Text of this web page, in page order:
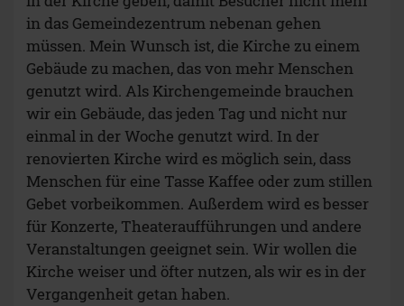
in das Gemeindezentrum nebenan gehen
müssen. Mein Wunsch ist, die Kirche zu einem
Gebäude zu machen, das von mehr Menschen
genutzt wird. Als Kirchengemeinde brauchen
wir ein Gebäude, das jeden Tag und nicht nur
einmal in der Woche genutzt wird. In der
renovierten Kirche wird es möglich sein, dass
Menschen für eine Tasse Kaffee oder zum stillen
Gebet vorbeikommen. Außerdem wird es besser
für Konzerte, Theateraufführungen und andere
Veranstaltungen geeignet sein. Wir wollen die
Kirche weiser und öfter nutzen, als wir es in der
Vergangenheit getan haben.